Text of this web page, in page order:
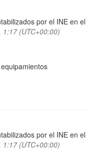
por el INE en
(UTC+00:00)
por el INE en
(UTC+00:00)